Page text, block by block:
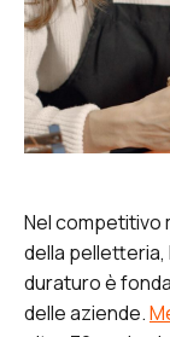
Nel competitivo
della
duraturo è
delle aziende.